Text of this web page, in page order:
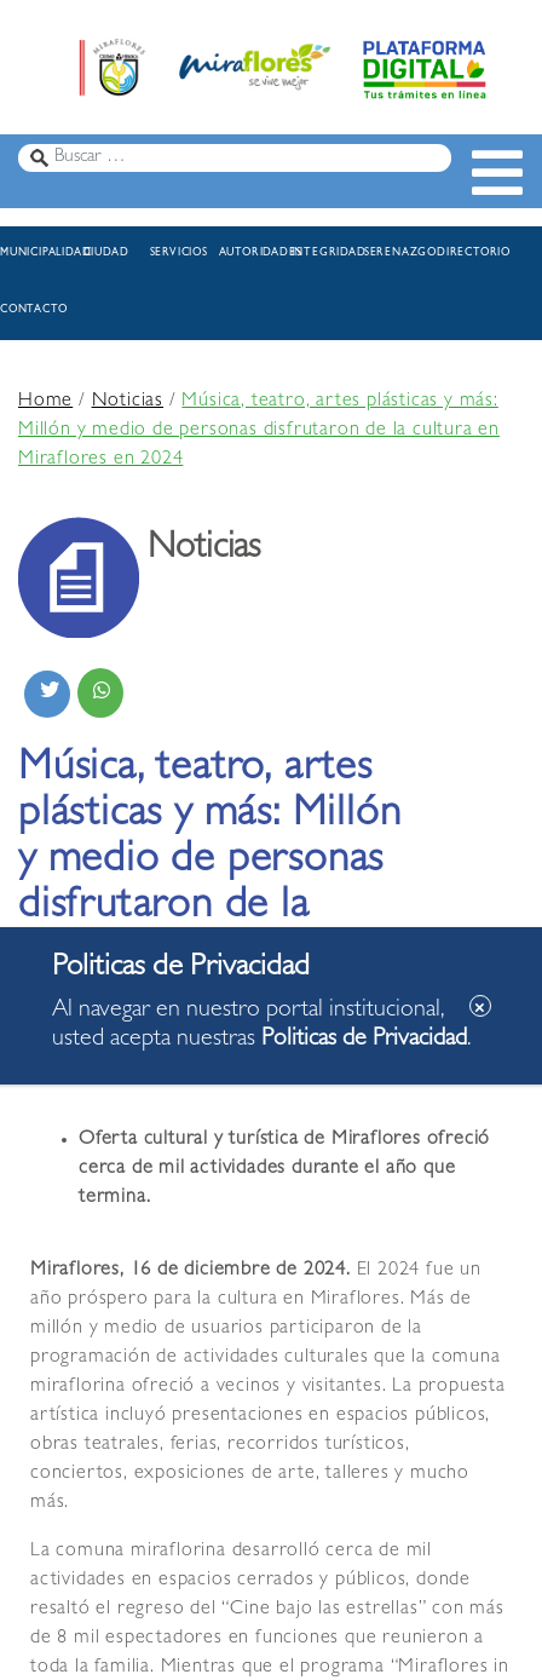
MUNICIPALIDADCIUDAD SERVICIOS AUTORIDADESINTEGRIDADSERENAZGODIRECTORIO
CONTACTO
Home/Noticias /Música, teatro, artes plásticas y más:
Millón y medio de personas disfrutaron de la cultura en
Miraflores en 2024
Noticias
Música, teatro, artes
plásticas y más: Millón
y medio de personas
disfrutaron de la
cultura en Miraflores
en 2024
Oferta cultural y turística de Miraflores ofreció
cerca de mil actividades durante el año que
termina.
Miraflores, 16 de diciembre de 2024. El 2024 fue un
año próspero para la cultura en Miraflores. Más de
millón y medio de usuarios participaron de la
programación de actividades culturales que la comuna
miraflorina ofreció a vecinos y visitantes. La propuesta
artística incluyó presentaciones en espacios públicos,
obras teatrales, ferias, recorridos turísticos,
conciertos, exposiciones de arte, talleres y mucho
más.
La comuna miraflorina desarrolló cerca de mil
actividades en espacios cerrados y públicos, donde
resaltó el regreso del “Cine bajo las estrellas” con más
de 8 mil espectadores en funciones que reunieron a
toda la familia. Mientras que el programa “Miraflores in
Al navegar en nuestro portal institucional,
usted acepta nuestras Politicas de Privacidad.